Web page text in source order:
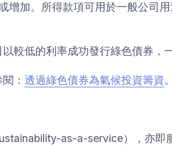
增加。所得款項可用於一般公司
較低的利率成功發行綠色債券，
： 透過綠色債券為氣候投資籌資。
as-a-service），亦即